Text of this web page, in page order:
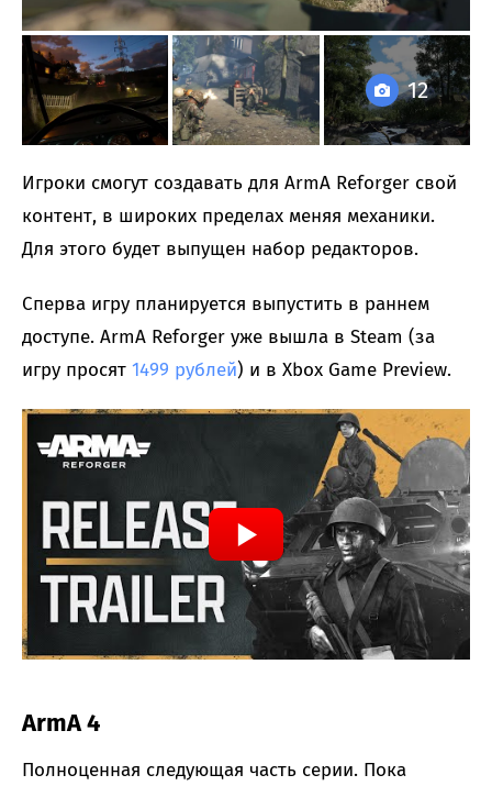
12
Игроки смогут создавать для ArmA Reforger свой
контент, в широких пределах меняя механики.
Для этого будет выпущен набор редакторов.
Сперва игру планируется выпустить в раннем
доступе. ArmA Reforger уже вышла в Steam (за
игру просят 1499 рублей) и в Xbox Game Preview.
ArmA 4
Полноценная следующая часть серии. Пока